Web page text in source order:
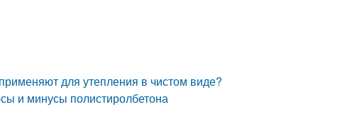
для утепления в чистом виде?
и минусы полистиролбетона